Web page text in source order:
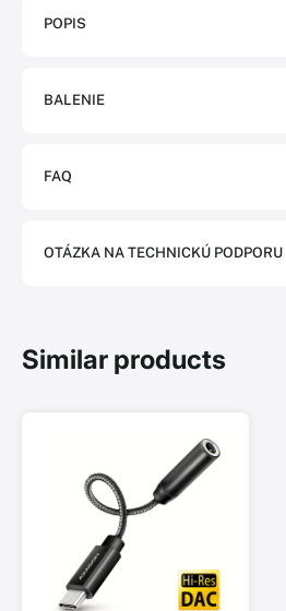
POPIS
BALENIE
FAQ
OTÁZKA NA TECHNICKÚ PODPORU
Similar products